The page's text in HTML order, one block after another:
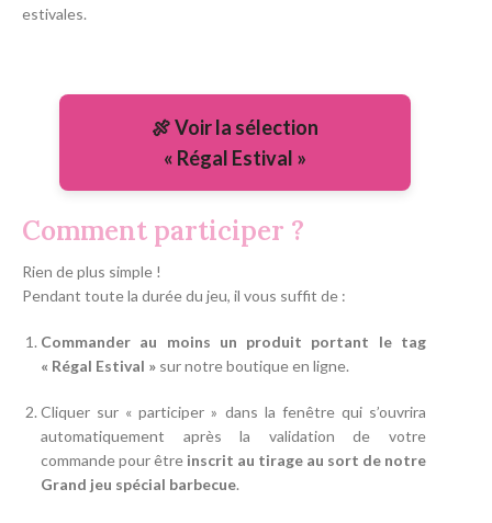
estivales.
🍖 Voir la sélection
« Régal Estival »
Comment participer ?
Rien de plus simple !
Pendant toute la durée du jeu, il vous suffit de :
Commander au moins un produit portant le tag
« Régal Estival » sur notre boutique en ligne.
Cliquer sur « participer » dans la fenêtre qui s’ouvrira
automatiquement après la validation de votre
commande pour être inscrit au tirage au sort de notre
Grand jeu spécial barbecue.